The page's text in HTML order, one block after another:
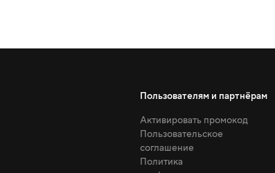
Пользователям и партнёрам
Активировать промокод
Пользовательское
соглашение
Политика